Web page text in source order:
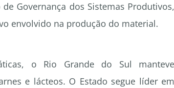
Governança dos Sistemas Produtivos,
envolvido na produção do material.
o Rio Grande do Sul manteve
e lácteos. O Estado segue líder em